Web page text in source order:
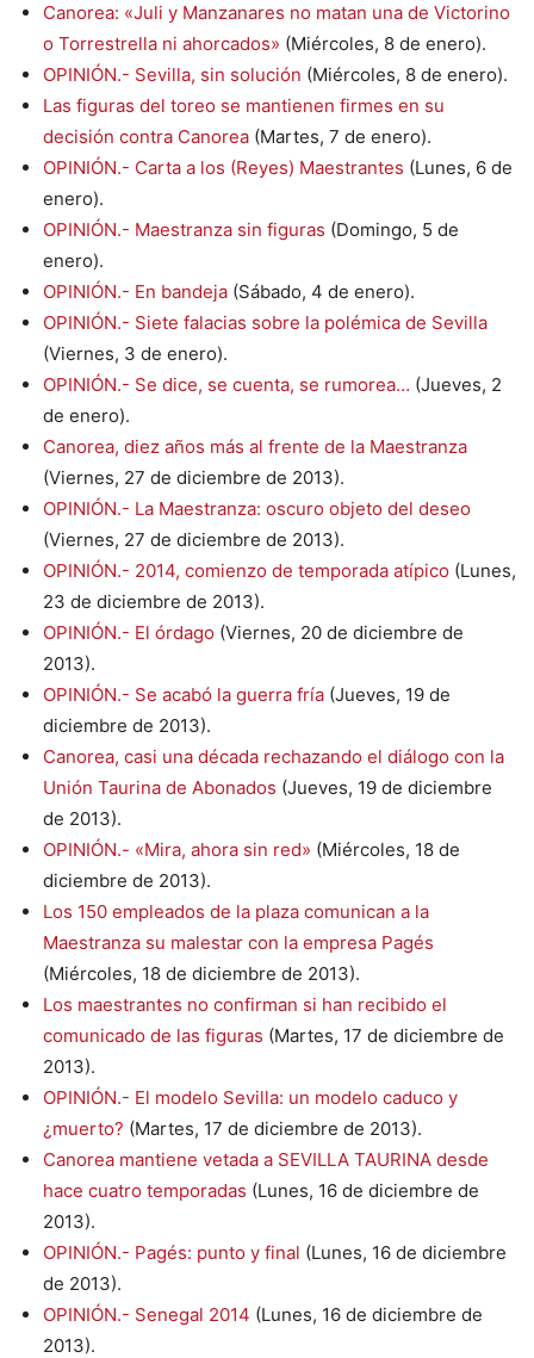
Canorea: «Juli y Manzanares no matan una de Victorino
o Torrestrella ni ahorcados» (Miércoles, 8 de enero).
OPINIÓN.- Sevilla, sin solución (Miércoles, 8 de enero).
Las figuras del toreo se mantienen firmes en su
decisión contra Canorea (Martes, 7 de enero).
OPINIÓN.- Carta a los (Reyes) Maestrantes (Lunes, 6 de
enero).
OPINIÓN.- Maestranza sin figuras (Domingo, 5 de
enero).
OPINIÓN.- En bandeja (Sábado, 4 de enero).
OPINIÓN.- Siete falacias sobre la polémica de Sevilla
(Viernes, 3 de enero).
OPINIÓN.- Se dice, se cuenta, se rumorea… (Jueves, 2
de enero).
Canorea, diez años más al frente de la Maestranza
(Viernes, 27 de diciembre de 2013).
OPINIÓN.- La Maestranza: oscuro objeto del deseo
(Viernes, 27 de diciembre de 2013).
OPINIÓN.- 2014, comienzo de temporada atípico (Lunes,
23 de diciembre de 2013).
OPINIÓN.- El órdago (Viernes, 20 de diciembre de
2013).
OPINIÓN.- Se acabó la guerra fría (Jueves, 19 de
diciembre de 2013).
Canorea, casi una década rechazando el diálogo con la
Unión Taurina de Abonados (Jueves, 19 de diciembre
de 2013).
OPINIÓN.- «Mira, ahora sin red» (Miércoles, 18 de
diciembre de 2013).
Los 150 empleados de la plaza comunican a la
Maestranza su malestar con la empresa Pagés
(Miércoles, 18 de diciembre de 2013).
Los maestrantes no confirman si han recibido el
comunicado de las figuras (Martes, 17 de diciembre de
2013).
OPINIÓN.- El modelo Sevilla: un modelo caduco y
¿muerto? (Martes, 17 de diciembre de 2013).
Canorea mantiene vetada a SEVILLA TAURINA desde
hace cuatro temporadas (Lunes, 16 de diciembre de
2013).
OPINIÓN.- Pagés: punto y final (Lunes, 16 de diciembre
de 2013).
OPINIÓN.- Senegal 2014 (Lunes, 16 de diciembre de
2013).